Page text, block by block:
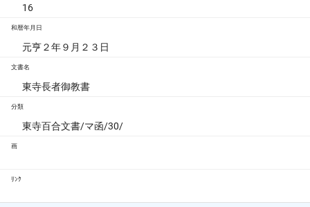
16
和暦年月日
元亨２年９月２３日
文書名
東寺長者御教書
分類
東寺百合文書/マ函/30/
画
ﾘﾝｸ